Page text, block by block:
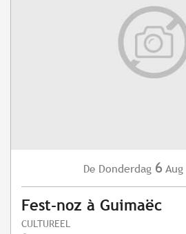
De Donderdag 6 Aug
Fest-noz à Guimaëc
CULTUREEL